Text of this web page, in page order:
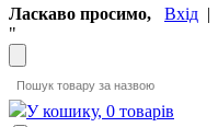
Ласкаво просимо, Вхід |
"
У кошику, 0 товарів